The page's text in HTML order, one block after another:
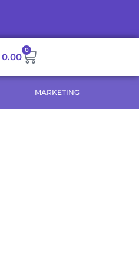
0.00
0
Carrinho
MARKETING